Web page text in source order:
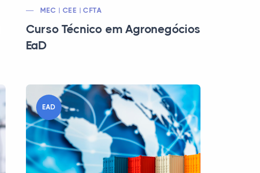
MEC | CEE | CFTA
Curso Técnico em Agronegócios
EaD
EAD